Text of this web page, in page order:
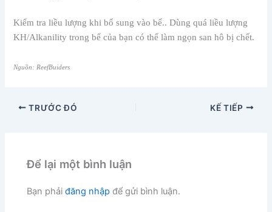
Kiểm tra liều lượng khi bổ sung vào bể.. Dùng quá liều lượng
KH/Alkanility trong bể của bạn có thể làm ngọn san hô bị chết.
Nguồn: ReefBuiders
TRƯỚC ĐÓ KẾ TIẾP
Để lại một bình luận
Bạn phảiđăng nhập để gửi bình luận.